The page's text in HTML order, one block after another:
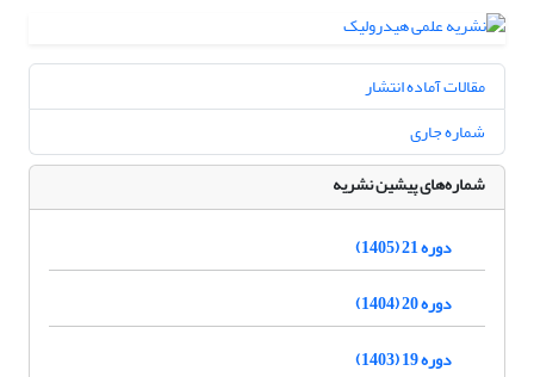
مقالات آماده انتشار
شماره جاری
شماره‌های پیشین نشریه
دوره 21 (1405)
دوره 20 (1404)
دوره 19 (1403)